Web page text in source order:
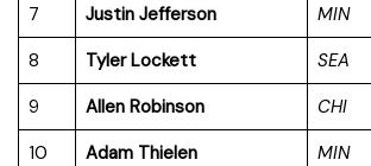
7
Justin Jefferson MIN
8
Tyler Lockett SEA
9
Allen Robinson CHI
10
Adam Thielen MIN